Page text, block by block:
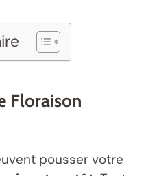
Floraison
pousser votre